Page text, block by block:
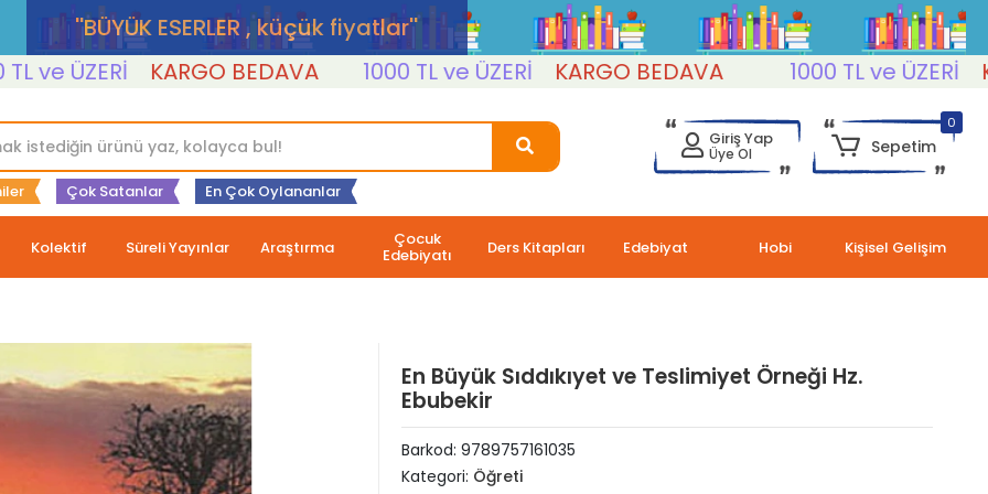
''BÜYÜK ESERLER , küçük fiyatlar''
ÜZERİ KARGO BEDAVA 1000 TL ve ÜZERİ KARGO BEDAVA 1000 TL ve ÜZERİ
Çok Satanlar En Çok Oylananlar
Giriş Yap
Üye Ol
0
Sepetim
Kolektif Süreli Yayınlar Araştırma Çocuk
Edebiyatı Ders Kitapları Edebiyat Hobi Kişisel Gelişim
En Büyük Sıddıkıyet ve Teslimiyet Örneği Hz.
Ebubekir
Barkod: 9789757161035
Kategori: Öğreti